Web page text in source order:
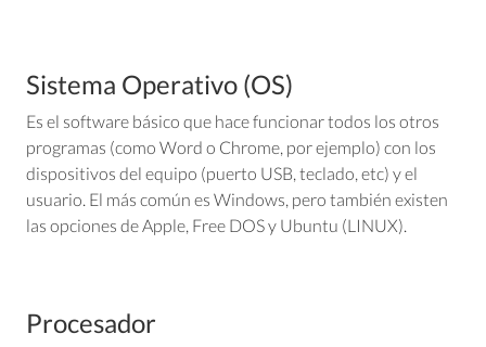
Sistema Operativo (OS)
Es el software básico que hace funcionar todos los otros
programas (como Word o Chrome, por ejemplo) con los
dispositivos del equipo (puerto USB, teclado, etc) y el
usuario. El más común es Windows, pero también existen
las opciones de Apple, Free DOS y Ubuntu (LINUX).
Procesador